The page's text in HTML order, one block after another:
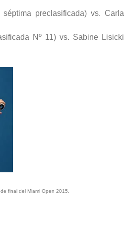
preclasificada) vs. Carla
Nº 11) vs. Sabine Lisicki
final del Miami Open 2015.